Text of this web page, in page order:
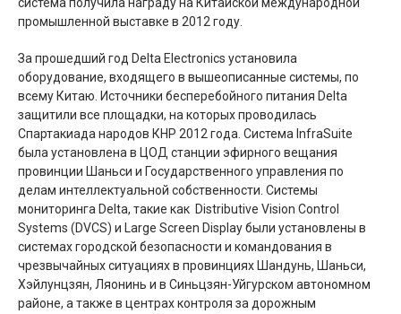
система получила награду на Китайской международной
промышленной выставке в 2012 году.
За прошедший год Delta Electronics установила
оборудование, входящего в вышеописанные системы, по
всему Китаю. Источники бесперебойного питания Delta
защитили все площадки, на которых проводилась
Спартакиада народов КНР 2012 года. Система InfraSuite
была установлена в ЦОД станции эфирного вещания
провинции Шаньси и Государственного управления по
делам интеллектуальной собственности. Системы
мониторинга Delta, такие как Distributive Vision Control
Systems (DVCS) и Large Screen Display были установлены в
системах городской безопасности и командования в
чрезвычайных ситуациях в провинциях Шандунь, Шаньси,
Хэйлунцзян, Ляонинь и в Синьцзян-Уйгурском автономном
районе, а также в центрах контроля за дорожным